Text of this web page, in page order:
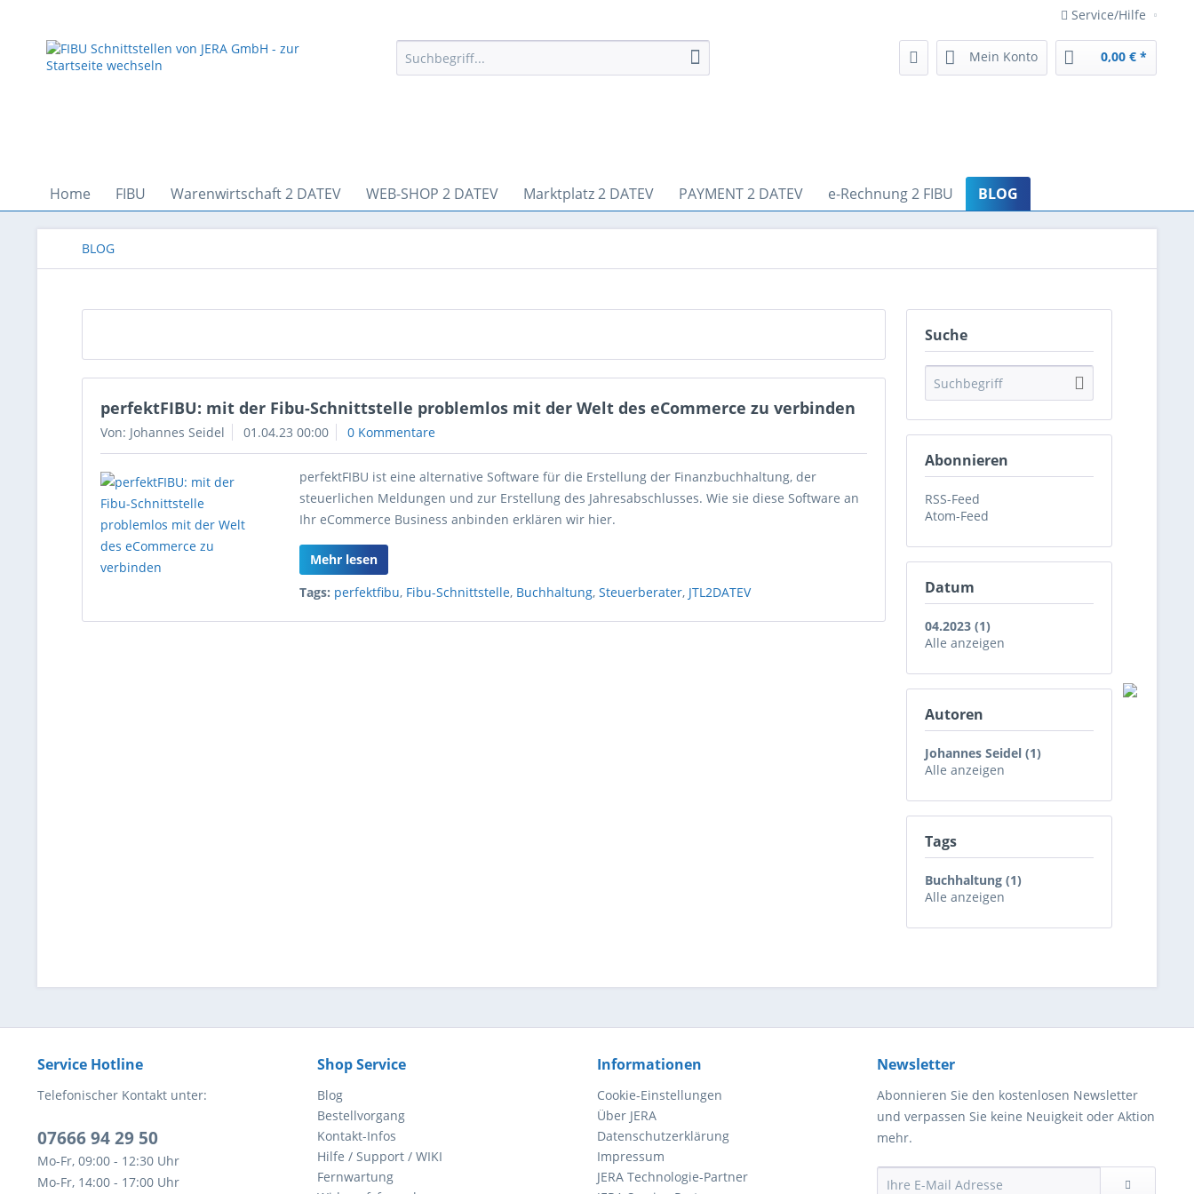
Service/Hilfe
Mein Konto 0,00 € *
Home FIBU Warenwirtschaft 2 DATEV WEB-SHOP 2 DATEV Marktplatz 2 DATEV PAYMENT 2 DATEV e-Rechnung 2 FIBU BLOG
BLOG
Suche
Abonnieren
RSS-Feed
Atom-Feed
Datum
04.2023 (1)
Alle anzeigen
Autoren
Johannes Seidel (1)
Alle anzeigen
Tags
Buchhaltung (1)
Alle anzeigen
perfektFIBU: mit der Fibu-Schnittstelle problemlos mit der Welt des eCommerce zu verbinden
Von: Johannes Seidel 01.04.23 00:00 0 Kommentare
perfektFIBU ist eine alternative Software für die Erstellung der Finanzbuchhaltung, der
steuerlichen Meldungen und zur Erstellung des Jahresabschlusses. Wie sie diese Software an
Ihr eCommerce Business anbinden erklären wir hier.
Mehr lesen
Tags: perfektfibu, Fibu-Schnittstelle, Buchhaltung,Steuerberater, JTL2DATEV
Service Hotline
Telefonischer Kontakt unter:
07666 94 29 50
Mo-Fr, 09:00 - 12:30 Uhr
Mo-Fr, 14:00 - 17:00 Uhr
Shop Service
Blog
Bestellvorgang
Kontakt-Infos
Hilfe / Support / WIKI
Fernwartung
Informationen
Cookie-Einstellungen
Über JERA
Datenschutzerklärung
Impressum
JERA Technologie-Partner
Newsletter
Abonnieren Sie den kostenlosen Newsletter
und verpassen Sie keine Neuigkeit oder Aktion
mehr.